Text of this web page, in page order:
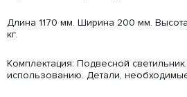
Длина 1170 мм. Ширина 200 мм.
кг.
Комплектация: Подвесной
использованию. Детали,